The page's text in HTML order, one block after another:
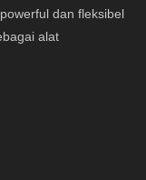
dan fleksibel
alat